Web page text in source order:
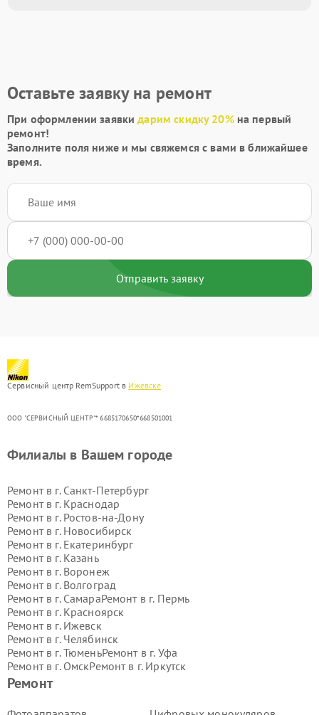
Оставьте заявку на ремонт
При оформлении заявкидарим скидку 20%на первый
ремонт!
Заполните поля ниже и мы свяжемся с вами в ближайшее
время.
Отправить заявку
Сервисный центр RemSupport в Ижевске
ООО "СЕРВИСНЫЙ ЦЕНТР"* 6685170650*668501001
Ремонт
Филиалы в Вашем городе
Ремонт в г. Санкт-Петербург
Ремонт в г. Краснодар
Ремонт в г. Ростов-на-Дону
Ремонт в г. Новосибирск
Ремонт в г. Екатеринбург
Ремонт в г. Казань
Ремонт в г. Воронеж
Ремонт в г. Волгоград
Ремонт в г. СамараРемонт в г. Пермь
Ремонт в г. Красноярск
Ремонт в г. Ижевск
Ремонт в г. Челябинск
Ремонт в г.ТюменьРемонт в г. Уфа
Ремонт в г. ОмскРемонт в г. Иркутск
Ремонт в г.
Ремонт в г.